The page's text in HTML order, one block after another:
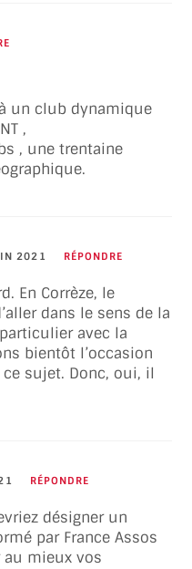
un club dynamique
,
, une trentaine
2021 RÉPONDRE
En Corrèze, le
dans le sens de la
avec la
bientôt l’occasion
sujet. Donc, oui, il
RÉPONDRE
désigner un
par France Assos
au mieux vos